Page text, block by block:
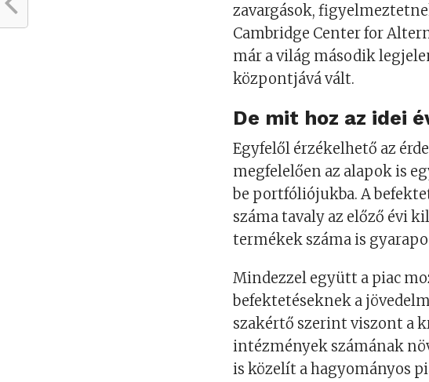
zavargások,
Cambridge Center for
már a világ második
központjává vált.
De mit hoz az idei
Egyfelől érzékelhető az
megfelelően az alapok is
be portfóliójukba. A
száma tavaly az előző évi
termékek száma is
Mindezzel együtt a piac
befektetéseknek a
szakértő szerint viszont a
intézmények számának
is közelít a hagyományos